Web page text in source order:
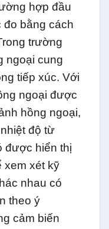
hợp đầu
đo bằng cách
trường
ngoại cung
tiếp xúc. Với
ngoại được
hồng ngoại,
độ từ
được hiển thị
xem xét kỹ
nhau có
theo ý
cảm biến